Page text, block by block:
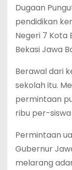
Dugaan
pendidikan
Negeri 7 Kota
Bekasi Jawa
Berawal dari
sekolah itu.
permintaan
ribu per-
Permintaan
Gubernur
melarang